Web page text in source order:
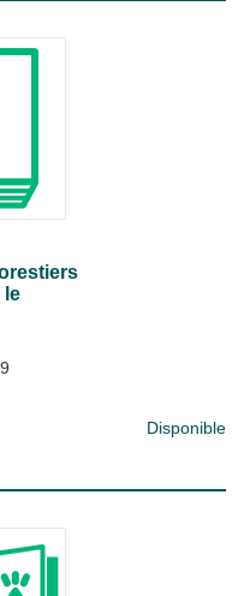
le
Disponible